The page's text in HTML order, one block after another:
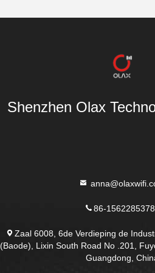
Shenzhen Olax
86-
Zaal 6008, 6de Verdieping de
(Baode), Lixin South Road No .201,
Guangdong,